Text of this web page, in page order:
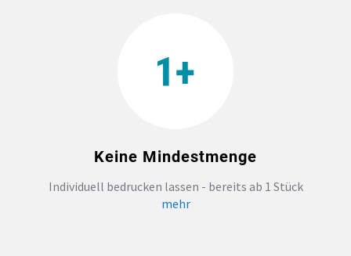
SOCKEN PERSONALISIEREN
Keine Mindestmenge
Individuell bedrucken lassen - bereits ab 1 Stück
mehr